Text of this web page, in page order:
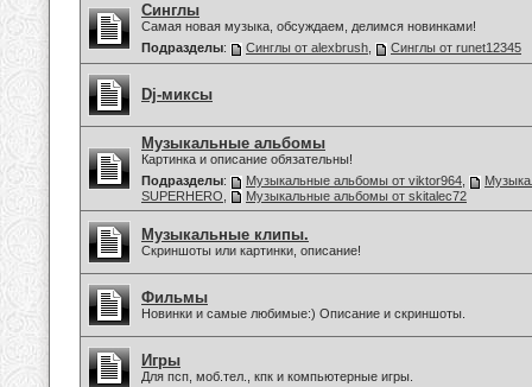
Синглы
Самая новая музыка, обсуждаем, делимся новинками!
Подразделы: Синглы от alexbrush Синглы от runet12345
Dj-миксы
Музыкальные альбомы
Картинка и описание обязательны!
Подразделы: Музыкальные альбомы от viktor964
SUPERHERO
Музыкальные альбомы от skitalec72
Музыкальные клипы.
Скриншоты или картинки, описание!
Фильмы
Новинки и самые любимые:) Описание и скриншоты.
Игры
Для псп, моб.тел., кпк и компьютерные игры.